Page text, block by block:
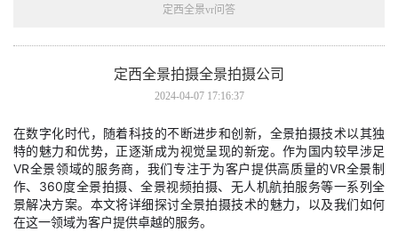
定西全景vr问答
定西全景拍摄全景拍摄公司
2024-04-07 17:16:37
在数字化时代，随着科技的不断进步和创新，全景拍摄技术以其独
特的魅力和优势，正逐渐成为视觉呈现的新宠。作为国内较早涉足
VR全景领域的服务商，我们专注于为客户提供高质量的VR全景制
作、360度全景拍摄、全景视频拍摄、无人机航拍服务等一系列全
景解决方案。本文将详细探讨全景拍摄技术的魅力，以及我们如何
在这一领域为客户提供卓越的服务。